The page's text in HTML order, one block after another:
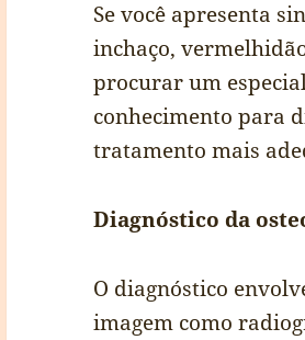
Se você apresenta
inchaço,
procurar um
conhecimento para
tratamento mais
Diagnóstico da
O diagnóstico
imagem como